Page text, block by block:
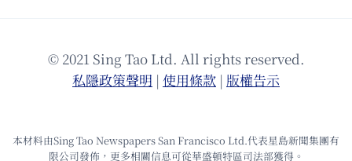
© 2021 Sing Tao Ltd. All rights reserved.
私隱政策聲明 | 使⽤條款 | 版權告⽰
本材料由Sing Tao Newspapers San Francisco Ltd.代表星島新聞集團有
限公司發佈，更多相關信息可從華盛頓特區司法部獲得。